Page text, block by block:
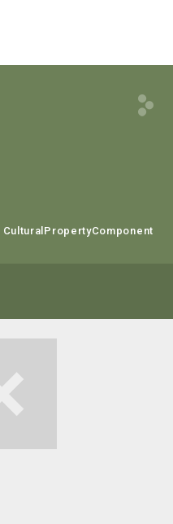
CulturalPropertyComponent